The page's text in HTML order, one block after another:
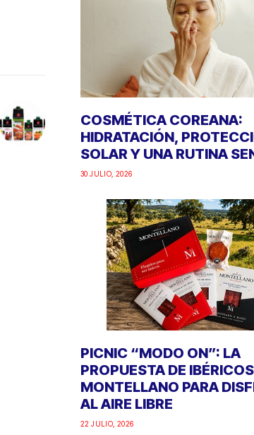
COSMÉTICA COREANA:
HIDRATACIÓN,
SOLAR Y UNA RUTINA
30 JULIO, 2026
PICNIC “MODO ON”: LA
PROPUESTA DE IBÉRICOS
MONTELLANO PARA
AL AIRE LIBRE
22 JULIO, 2026